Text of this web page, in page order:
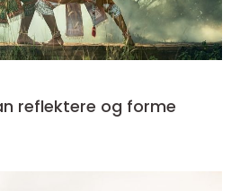
reflektere og forme